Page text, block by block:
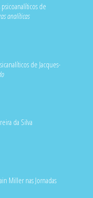
de
analíticas
de Jacques-
da Silva
Miller nas Jornadas